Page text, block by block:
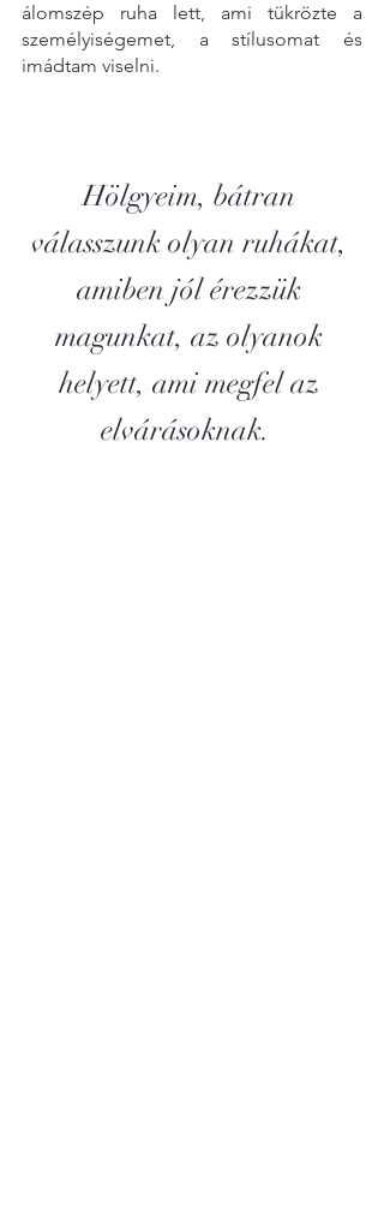
álomszép ruha lett, ami tükrözte a
személyiségemet, a stílusomat és
imádtam viselni.
Hölgyeim, bátran
válasszunk olyan ruhákat,
amiben jól érezzük
magunkat, az olyanok
helyett, ami megfel az
elvárásoknak.